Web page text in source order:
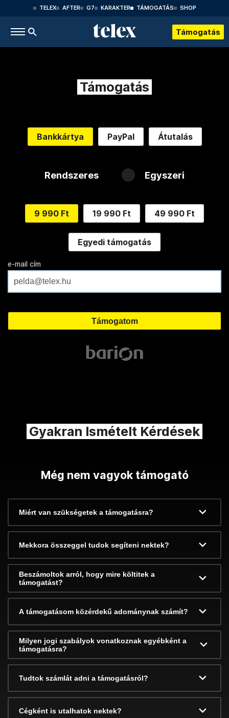
TELEX AFTER G7 KARAKTER TÁMOGATÁS SHOP
Támogatás
Támogatás
Bankkártya PayPal Átutalás
Rendszeres Egyszeri
9 990 Ft 19 990 Ft 49 990 Ft
Egyedi támogatás
e-mail cím
Gyakran Ismételt Kérdések
Még nem vagyok támogató
Miért van szükségetek a támogatásra?
Mekkora összeggel tudok segíteni nektek?
Beszámoltok arról, hogy mire költitek a
támogatást?
A támogatásom közérdekű adománynak számít?
Milyen jogi szabályok vonatkoznak egyébként a
támogatásra?
Tudtok számlát adni a támogatásról?
Cégként is utalhatok nektek?